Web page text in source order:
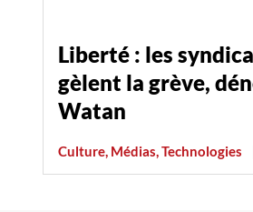
Liberté : les
gèlent la grève,
Watan
Culture, Médias, Technologies